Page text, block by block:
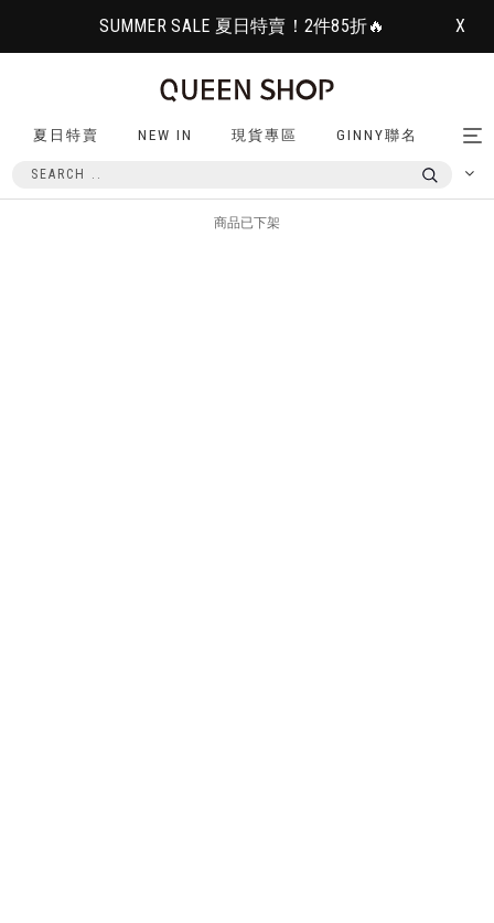
SUMMER SALE 夏日特賣！2件85折🔥 X
夏日特賣 NEW IN 現貨專區 GINNY聯名
商品已下架